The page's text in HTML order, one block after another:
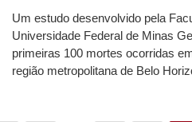
Um estudo desenvolvido pela
Universidade Federal de Minas
primeiras 100 mortes ocorridas
região metropolitana de Belo